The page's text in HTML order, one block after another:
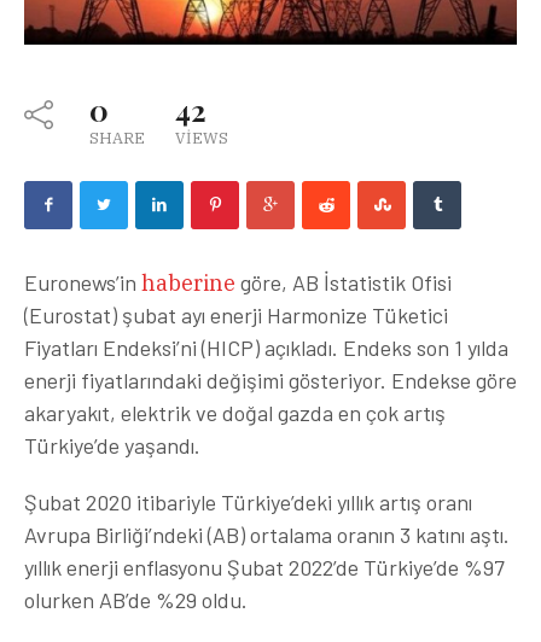
0
SHARE
42
VIEWS
Euronews’in haberine göre, AB İstatistik Ofisi
(Eurostat) şubat ayı enerji Harmonize Tüketici
Fiyatları Endeksi’ni (HICP) açıkladı. Endeks son 1 yılda
enerji fiyatlarındaki değişimi gösteriyor. Endekse göre
akaryakıt, elektrik ve doğal gazda en çok artış
Türkiye’de yaşandı.
Şubat 2020 itibariyle Türkiye’deki yıllık artış oranı
Avrupa Birliği’ndeki (AB) ortalama oranın 3 katını aştı.
yıllık enerji enflasyonu Şubat 2022’de Türkiye’de %97
olurken AB’de %29 oldu.